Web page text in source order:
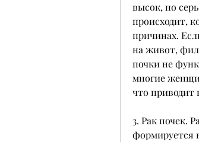
высок, но
происходит,
причинах.
на живот,
почки не
многие
что приводит
3. Рак почек.
формируется